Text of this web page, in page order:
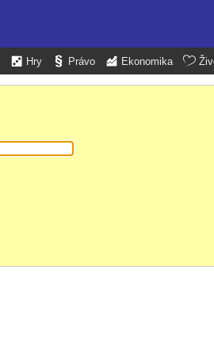
Hry Právo Ekonomika